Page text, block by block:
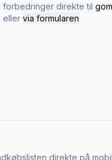
forbedringer direkte til
eller via formularen
direkte på